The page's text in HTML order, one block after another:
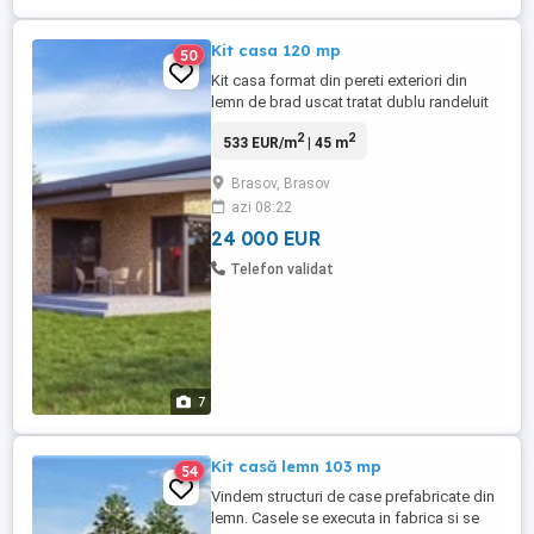
7
50 Kit casa 120 mp
Kit casa format din pereti exteriori din
lemn de brad uscat tratat dublu randeluit
10mm iar la interior cu osb3 de 10mm.
randeluit 95x45 dulu placat cu osb3 de
10mm. acoperis sarpanta in doua ape cu
capriori din lemn uscat ...
533 EUR/m2| 45 m2
Brasov, Brasov
azi 08:22
24 000 EUR
Telefon validat
54 Kit casă lemn 103 mp
Vindem structuri de case prefabricate din
lemn. Casele se executa in fabrica si se